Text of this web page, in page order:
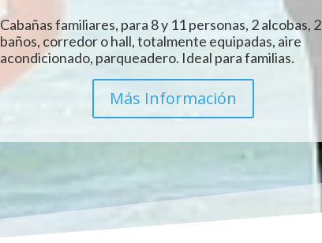
Cabañas familiares, para 8 y 11 personas, 2 alcobas, 2
baños, corredor o hall, totalmente equipadas, aire
acondicionado, parqueadero. Ideal para familias.
Más Información